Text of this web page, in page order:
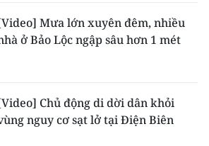
Mưa lớn xuyên đêm, nhiều
ở Bảo Lộc ngập sâu hơn 1 mét
Chủ động di dời dân khỏi
nguy cơ sạt lở tại Điện Biên